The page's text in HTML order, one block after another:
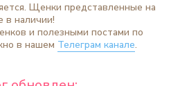
Щенки представленные на
в наличии!
и полезными постами по
в нашем Телеграм канале.